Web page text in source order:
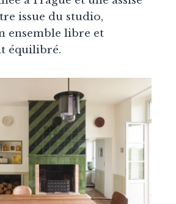
issue du studio,
ensemble libre et
équilibré.